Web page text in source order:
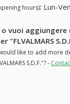
hours): Lun-
vuoi
"FLVALMARS
like to add more
S.D.F."? -